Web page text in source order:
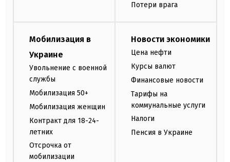
Потери врага
Мобилизация в
Украине
Увольнение с военной
службы
Мобилизация 50+
Мобилизация женщин
Контракт для 18-24-
летних
Отсрочка от
мобилизации
Новости экономики
Цена нефти
Курсы валют
Финансовые новости
Тарифы на
коммунальные услуги
Налоги
Пенсия в Украине